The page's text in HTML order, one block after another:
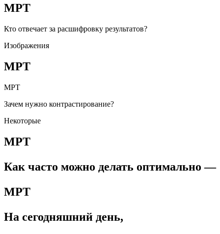
МРТ
Кто отвечает за расшифровку результатов?
Изображения
МРТ
МРТ
Зачем нужно контрастирование?
Некоторые
МРТ
Как часто можно делать оптимально —
МРТ
На сегодняшний день,